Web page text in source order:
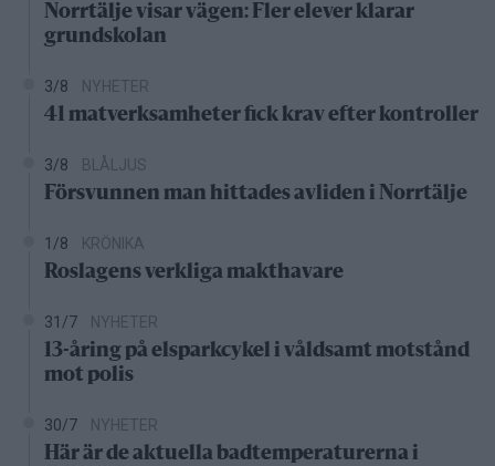
Norrtälje visar vägen: Fler elever klarar
grundskolan
3/8 NYHETER
41 matverksamheter fick krav efter kontroller
3/8 BLÅLJUS
Försvunnen man hittades avliden i Norrtälje
1/8 KRÖNIKA
Roslagens verkliga makthavare
31/7 NYHETER
13-åring på elsparkcykel i våldsamt motstånd
mot polis
30/7 NYHETER
Här är de aktuella badtemperaturerna i